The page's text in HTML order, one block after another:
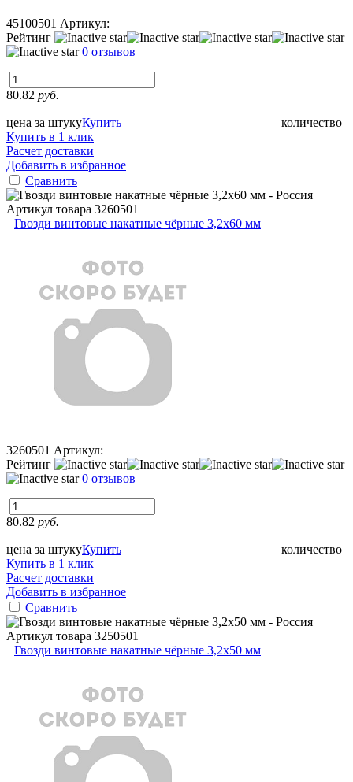
45100501 Артикул:
Рейтинг
0 отзывов
80.82 руб.
цена за штуку количество
Купить
Купить в 1 клик
Расчет доставки
Добавить в избранное
Сравнить
Артикул товара 3260501
Гвозди винтовые накатные чёрные 3,2x60 мм
3260501 Артикул:
Рейтинг
0 отзывов
80.82 руб.
цена за штуку количество
Купить
Купить в 1 клик
Расчет доставки
Добавить в избранное
Сравнить
Артикул товара 3250501
Гвозди винтовые накатные чёрные 3,2x50 мм